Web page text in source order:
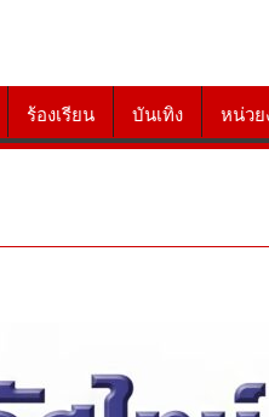
ร้องเรียน บันเทิง หน่วย